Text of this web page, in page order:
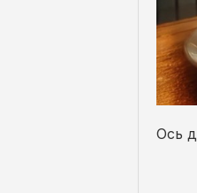
Ось